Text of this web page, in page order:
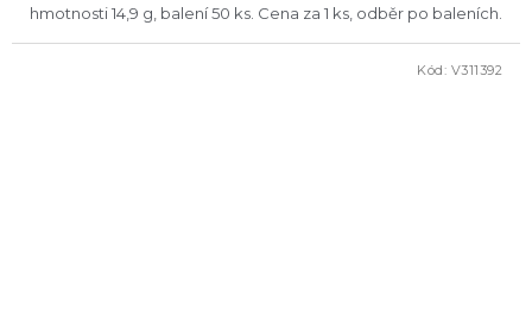
hmotnosti 14,9 g, balení 50 ks. Cena za 1 ks, odběr po baleních.
Kód: V311392